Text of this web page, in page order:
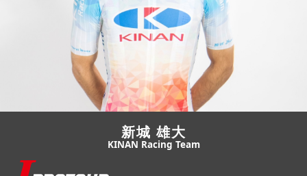
新城 雄大
KINAN Racing Team